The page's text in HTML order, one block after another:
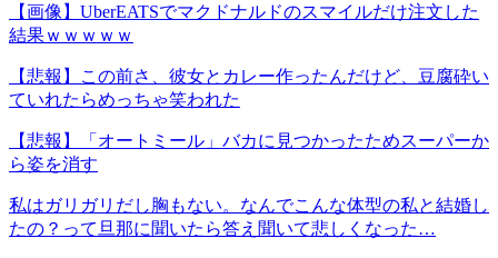
【画像】UberEATSでマクドナルドのスマイルだけ注文した
結果ｗｗｗｗｗ
【悲報】この前さ、彼女とカレー作ったんだけど、豆腐砕い
ていれたらめっちゃ笑われた
【悲報】「オートミール」バカに見つかったためスーパーか
ら姿を消す
私はガリガリだし胸もない。なんでこんな体型の私と結婚し
たの？って旦那に聞いたら答え聞いて悲しくなった…